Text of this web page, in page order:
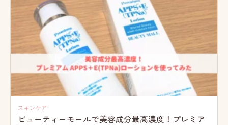
スキンケア
ビューティーモールで美容成分最高濃度！プレミア